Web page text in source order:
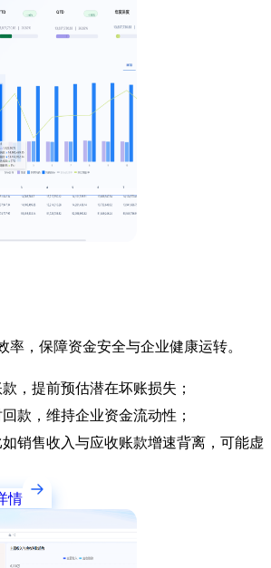
，保障资金安全与企业健康运转。
，提前预估潜在坏账损失；
款，维持企业资金流动性；
销售收入与应收账款增速背离，可能虚
情